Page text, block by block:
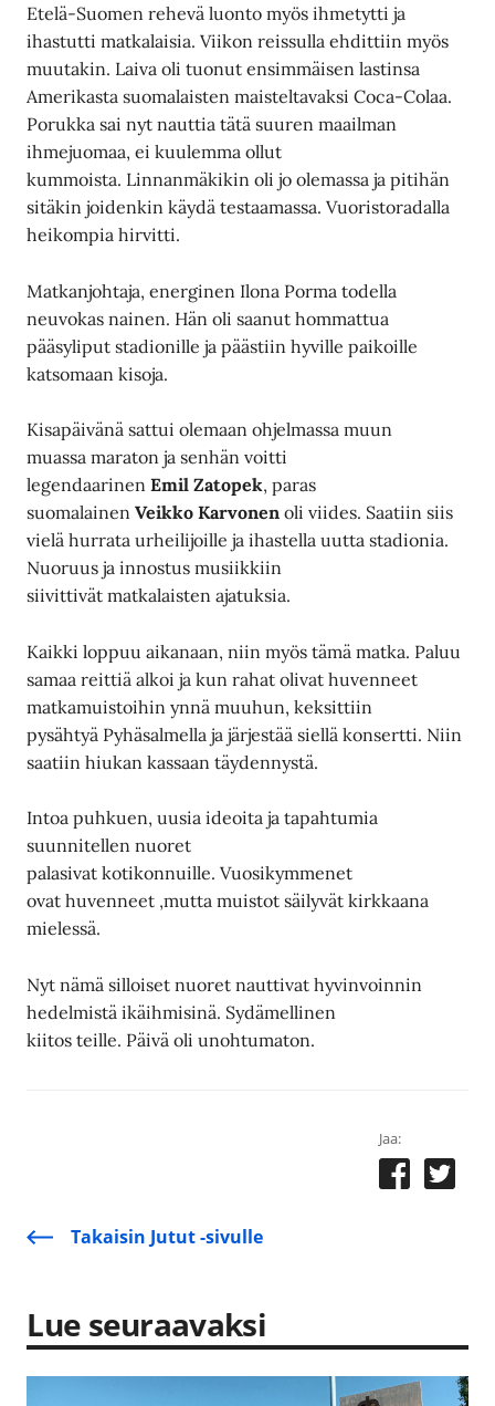
Etelä-Suomen rehevä luonto myös ihmetytti ja
ihastutti matkalaisia. Viikon reissulla ehdittiin myös
muutakin. Laiva oli tuonut ensimmäisen lastinsa
Amerikasta suomalaisten maisteltavaksi Coca-Colaa.
Porukka sai nyt nauttia tätä suuren maailman
ihmejuomaa, ei kuulemma ollut
kummoista. Linnanmäkikin oli jo olemassa ja pitihän
sitäkin joidenkin käydä testaamassa. Vuoristoradalla
heikompia hirvitti.
Matkanjohtaja, energinen Ilona Porma todella
neuvokas nainen. Hän oli saanut hommattua
pääsyliput stadionille ja päästiin hyville paikoille
katsomaan kisoja.
Kisapäivänä sattui olemaan ohjelmassa muun
muassa maraton ja senhän voitti
legendaarinenEmil Zatopek, paras
suomalainenVeikko Karvonen oli viides. Saatiin siis
vielä hurrata urheilijoille ja ihastella uutta stadionia.
Nuoruus ja innostus musiikkiin
siivittivät matkalaisten ajatuksia.
Kaikki loppuu aikanaan, niin myös tämä matka. Paluu
samaa reittiä alkoi ja kun rahat olivat huvenneet
matkamuistoihin ynnä muuhun, keksittiin
pysähtyä Pyhäsalmella ja järjestää siellä konsertti. Niin
saatiin hiukan kassaan täydennystä.
Intoa puhkuen, uusia ideoita ja tapahtumia
suunnitellen nuoret
palasivat kotikonnuille. Vuosikymmenet
ovat huvenneet ,mutta muistot säilyvät kirkkaana
mielessä.
Nyt nämä silloiset nuoret nauttivat hyvinvoinnin
hedelmistä ikäihmisinä. Sydämellinen
kiitos teille. Päivä oli unohtumaton.
Jaa:
Takaisin Jutut -sivulle
Lue seuraavaksi